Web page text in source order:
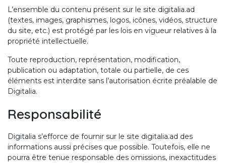
L’ensemble du contenu présent sur le site digitalia.ad
(textes, images, graphismes, logos, icônes, vidéos, structure
du site, etc.) est protégé par les lois en vigueur relatives à la
propriété intellectuelle.
Toute reproduction, représentation, modification,
publication ou adaptation, totale ou partielle, de ces
éléments est interdite sans l’autorisation écrite préalable de
Digitalia.
Responsabilité
Digitalia s’efforce de fournir sur le site digitalia.ad des
informations aussi précises que possible. Toutefois, elle ne
pourra être tenue responsable des omissions, inexactitudes